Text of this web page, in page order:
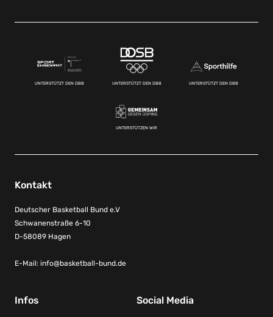
UNTERSTÜTZT DEN DBB UNTERSTÜTZT DEN DBB UNTERSTÜTZT DEN DBB
UNTERSTÜTZEN WIR
Kontakt
Deutscher Basketball Bund e.V
Schwanenstraße 6-10
D-58089 Hagen
E-Mail: info@basketball-bund.de
Infos Social Media